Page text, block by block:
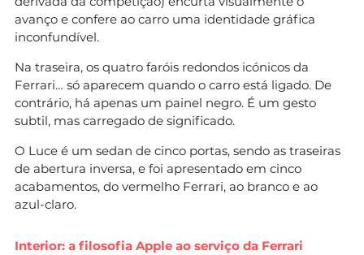
avanço e confere ao carro uma identidade gráfica
inconfundível.
Na traseira, os quatro faróis redondos icónicos da
Ferrari… só aparecem quando o carro está ligado. De
contrário, há apenas um painel negro. É um gesto
subtil, mas carregado de significado.
O Luce é um sedan de cinco portas, sendo as traseiras
de abertura inversa, e foi apresentado em cinco
acabamentos, do vermelho Ferrari, ao branco e ao
azul-claro.
Interior: a filosofia Apple ao serviço da Ferrari